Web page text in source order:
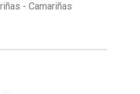
- Camariñas